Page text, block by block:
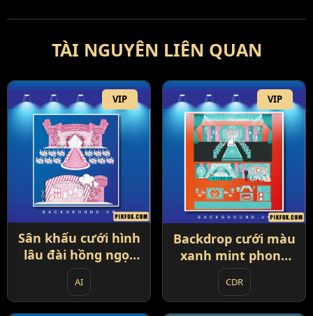
TÀI NGUYÊN LIÊN QUAN
VIP
Sân khấu cưới hình
lâu đài hồng ngọt
ngào (91)
AI
VIP
Backdrop cưới màu
xanh mint phong
cách lễ hội carnival
hiện đại (83)
CDR